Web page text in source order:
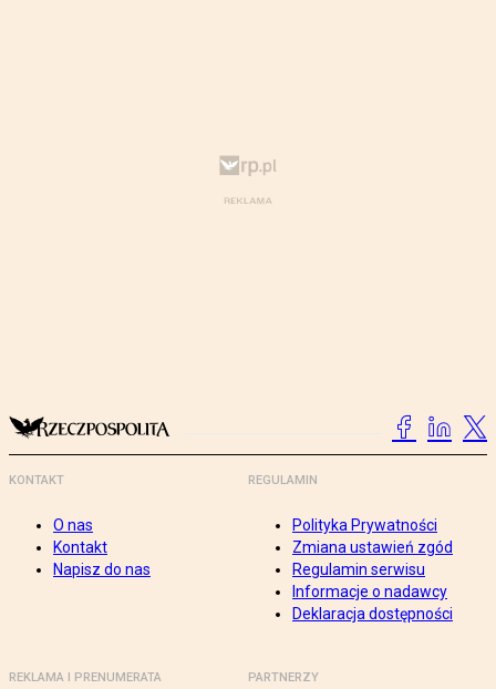
KONTAKT
O nas
Kontakt
Napisz do nas
REGULAMIN
Polityka Prywatności
Zmiana ustawień zgód
Regulamin serwisu
Informacje o nadawcy
Deklaracja dostępności
REKLAMA I PRENUMERATA PARTNERZY